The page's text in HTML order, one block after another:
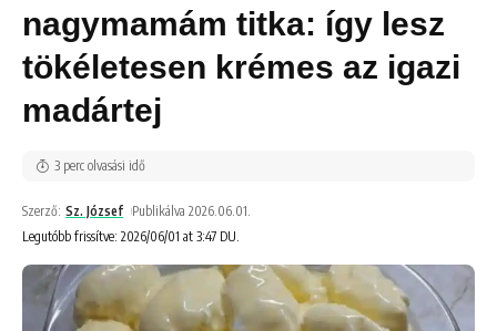
nagymamám titka: így lesz
tökéletesen krémes az igazi
madártej
Legutóbb frissítve: 2026/06/01 at 3:47 DU.
Szerző: Sz. József Publikálva 2026.06.01.
3 perc olvasási idő